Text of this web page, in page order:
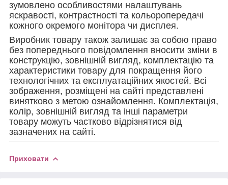
зумовлено особливостями налаштувань
яскравості, контрастності та кольоропередачі
кожного окремого монітора чи дисплея.
Виробник товару також залишає за собою право
без попереднього повідомлення вносити зміни в
конструкцію, зовнішній вигляд, комплектацію та
характеристики товару для покращення його
технологічних та експлуатаційних якостей. Всі
зображення, розміщені на сайті представлені
винятково з метою ознайомлення. Комплектація,
колір, зовнішній вигляд та інші параметри
товару можуть частково відрізнятися від
зазначених на сайті.
Приховати